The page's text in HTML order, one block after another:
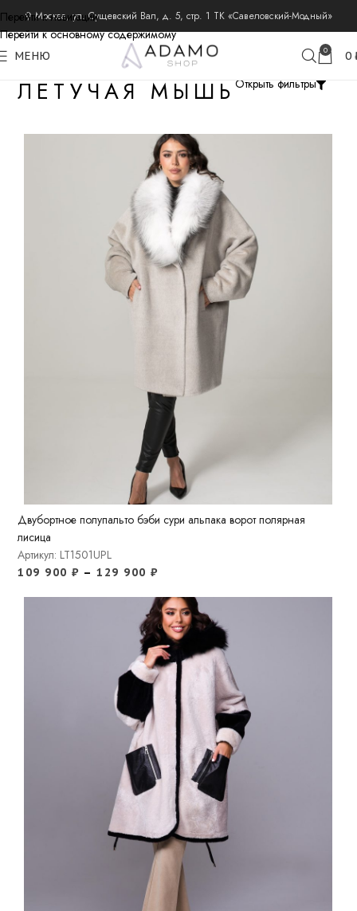
Перейти к навигации
Перейти к основному содержимому
⚲ Москва, ул. Сущевский Вал, д. 5, стр. 1 ТК «Савеловский-Модный»
МЕНЮ 0 0
ЛЕТУЧАЯ МЫШЬОткрыть фильтры
Двубортное полупальто бэби сури альпака ворот полярная
лисица
Артикул: LT1501UPL
109 900₽ – 129 900₽